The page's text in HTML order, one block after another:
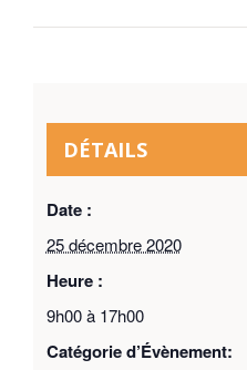
DÉTAILS
Date :
25 décembre 2020
Heure :
9h00 à 17h00
Catégorie d’Évènement: